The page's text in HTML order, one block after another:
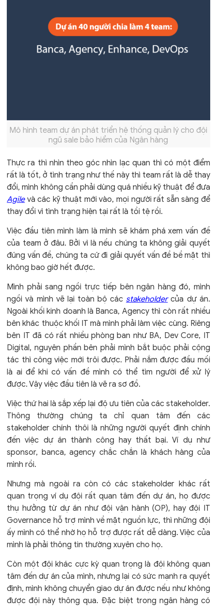
Mô hình team dự án phát triển hệ thống quản lý cho đội
ngũ sale bảo hiểm của Ngân hàng
Thực ra thì nhìn theo góc nhìn lạc quan thì có một điểm
rất là tốt, ở tình trạng như thế này thì team rất là dễ thay
đổi, mình không cần phải dùng quá nhiều kỹ thuật để đưa
Agilevà các kỹ thuật mới vào, mọi người rất sẵn sàng để
thay đổi vì tình trạng hiện tại rất là tồi tệ rồi.
Việc đầu tiên mình làm là mình sẽ khám phá xem vấn đề
của team ở đâu. Bởi vì là nếu chúng ta không giải quyết
đúng vấn đề, chúng ta cứ đi giải quyết vấn đề bề mặt thì
không bao giờ hết được.
Mình phải sang ngồi trực tiếp bên ngân hàng đó, mình
ngồi và mình vẽ lại toàn bộ các stakeholdercủa dự án.
Ngoài khối kinh doanh là Banca, Agency thì còn rất nhiều
bên khác thuộc khối IT mà mình phải làm việc cùng. Riêng
bên IT đã có rất nhiều phòng ban như BA, Dev Core, IT
Digital, nguyên phần bên phải mình bắt buộc phải cộng
tác thì công việc mới trôi được. Phải nắm được đầu mối
là ai để khi có vấn đề mình có thể tìm người để xử lý
được. Vậy việc đầu tiên là vẽ ra sơ đồ.
Việc thứ hai là sắp xếp lại độ ưu tiên của các stakeholder.
Thông thường chúng ta chỉ quan tâm đến các
stakeholder chính thôi là những người quyết định chính
đến việc dự án thành công hay thất bại. Ví dụ như
sponsor, banca, agency chắc chắn là khách hàng của
mình rồi.
Nhưng mà ngoài ra còn có các stakeholder khác rất
quan trọng ví dụ đội rất quan tâm đến dự án, họ được
thụ hưởng từ dự án như đội vận hành (OP), hay đội IT
Governance hỗ trợ mình về mặt nguồn lực, thì những đội
ấy mình có thể nhờ họ hỗ trợ được rất dễ dàng. Việc của
mình là phải thông tin thường xuyên cho họ.
Còn một đội khác cực kỳ quan trọng là đội không quan
tâm đến dự án của mình, nhưng lại có sức mạnh ra quyết
định, mình không chuyển giao dự án được nếu như không
được đội này thông qua. Đặc biệt trong ngân hàng có